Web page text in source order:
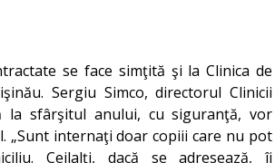
se face simţită şi la Clinica de
Sergiu Simco, directorul Clinicii
la sfârşitul anului, cu siguranţă, vor
„Sunt internaţi doar copiii care nu pot
Ceilalţi, dacă se adresează, îi